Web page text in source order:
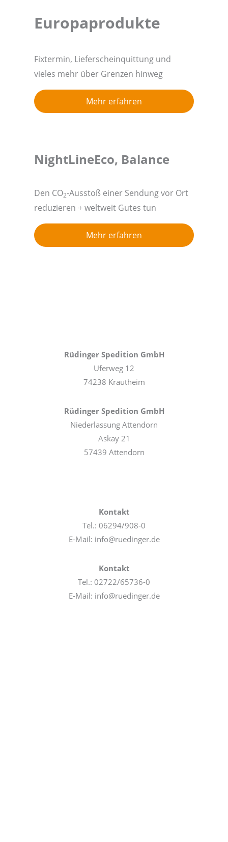
Europaprodukte
Fixtermin, Lieferscheinquittung und
vieles mehr über Grenzen hinweg
Mehr erfahren
NightLineEco, Balance
Den CO2-Ausstoß einer Sendung vor Ort
reduzieren + weltweit Gutes tun
Mehr erfahren
Rüdinger Spedition GmbH
Uferweg 12
74238 Krautheim
Rüdinger Spedition GmbH
Niederlassung Attendorn
Askay 21
57439 Attendorn
Kontakt
Tel.: 06294/908-0
E-Mail: info@ruedinger.de
Kontakt
Tel.: 02722/65736-0
E-Mail: info@ruedinger.de